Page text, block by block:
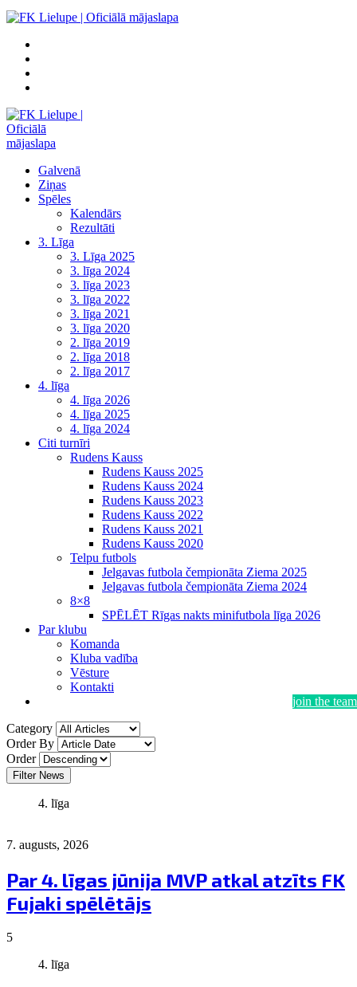
Galvenā
Ziņas
Spēles
Kalendārs
Rezultāti
3. Līga
3. Līga 2025
3. līga 2024
3. līga 2023
3. līga 2022
3. līga 2021
3. līga 2020
2. līga 2019
2. līga 2018
2. līga 2017
4. līga
4. līga 2026
4. līga 2025
4. līga 2024
Citi turnīri
Rudens Kauss
Rudens Kauss 2025
Rudens Kauss 2024
Rudens Kauss 2023
Rudens Kauss 2022
Rudens Kauss 2021
Rudens Kauss 2020
Telpu futbols
Jelgavas futbola čempionāta Ziema 2025
Jelgavas futbola čempionāta Ziema 2024
8×8
SPĒLĒT Rīgas nakts minifutbola līga 2026
Par klubu
Komanda
Kluba vadība
Vēsture
Kontakti
join the team
Category
Order By
Order
Filter News
4. līga
7. augusts, 2026
Par 4. līgas jūnija MVP atkal atzīts FK
Fujaki spēlētājs
5
4. līga